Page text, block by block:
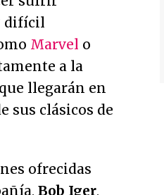
difícil
Marvel o
a la
llegarán en
sus clásicos de
ofrecidas
Bob Iger,